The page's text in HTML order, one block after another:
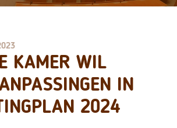
KAMER WIL
IN
2024